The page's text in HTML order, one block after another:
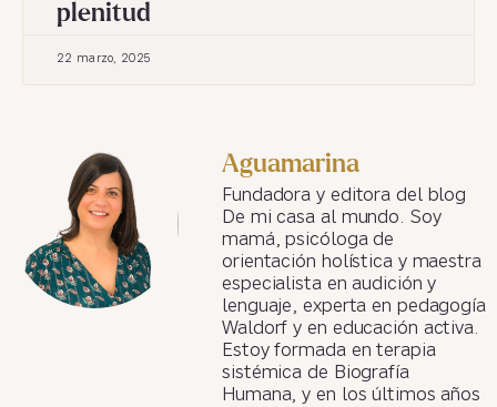
plenitud
22 marzo, 2025
Aguamarina
Fundadora y editora del blog
De mi casa al mundo. Soy
mamá, psicóloga de
orientación holística y maestra
especialista en audición y
lenguaje, experta en pedagogía
Waldorf y en educación activa.
Estoy formada en terapia
sistémica de Biografía
Humana, y en los últimos años